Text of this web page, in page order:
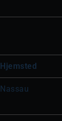
Hjemsted
Nassau